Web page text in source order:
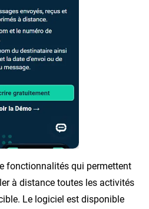
fonctionnalités qui permettent
à distance toutes les activités
Le logiciel est disponible